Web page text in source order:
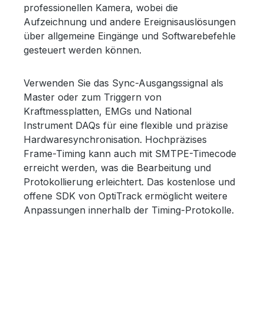
professionellen Kamera, wobei die
Aufzeichnung und andere Ereignisauslösungen
über allgemeine Eingänge und Softwarebefehle
gesteuert werden können.
Verwenden Sie das Sync-Ausgangssignal als
Master oder zum Triggern von
Kraftmessplatten, EMGs und National
Instrument DAQs für eine flexible und präzise
Hardwaresynchronisation. Hochpräzises
Frame-Timing kann auch mit SMTPE-Timecode
erreicht werden, was die Bearbeitung und
Protokollierung erleichtert. Das kostenlose und
offene SDK von OptiTrack ermöglicht weitere
Anpassungen innerhalb der Timing-Protokolle.